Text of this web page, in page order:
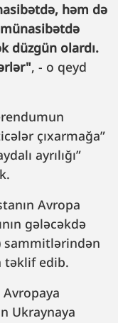
həm də
düzgün olardı.
, - o qeyd
çıxarmağa”
ayrılığı”
Avropa
gələcəkdə
sammitlərindən
təklif edib.
Avropaya
Ukraynaya